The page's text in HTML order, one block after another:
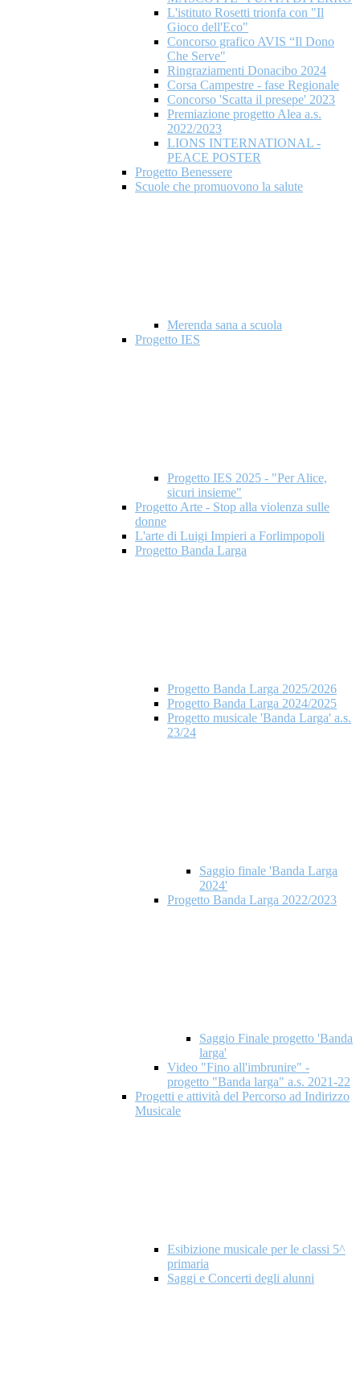
L'istituto Rosetti trionfa con "Il
Gioco dell'Eco"
Concorso grafico AVIS “Il Dono
Che Serve"
Ringraziamenti Donacibo 2024
Corsa Campestre - fase Regionale
Concorso 'Scatta il presepe' 2023
Premiazione progetto Alea a.s.
2022/2023
LIONS INTERNATIONAL -
PEACE POSTER
Progetto Benessere
Scuole che promuovono la salute
Merenda sana a scuola
Progetto IES
Progetto IES 2025 - "Per Alice,
sicuri insieme"
Progetto Arte - Stop alla violenza sulle
donne
L'arte di Luigi Impieri a Forlimpopoli
Progetto Banda Larga
Progetto Banda Larga 2025/2026
Progetto Banda Larga 2024/2025
Progetto musicale 'Banda Larga' a.s.
23/24
Saggio finale 'Banda Larga
2024'
Progetto Banda Larga 2022/2023
Saggio Finale progetto 'Banda
larga'
Video "Fino all'imbrunire" -
progetto "Banda larga" a.s. 2021-22
Progetti e attività del Percorso ad Indirizzo
Musicale
Esibizione musicale per le classi 5^
primaria
Saggi e Concerti degli alunni